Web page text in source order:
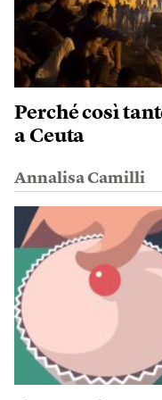
Perché così
a Ceuta
Annalisa Camilli